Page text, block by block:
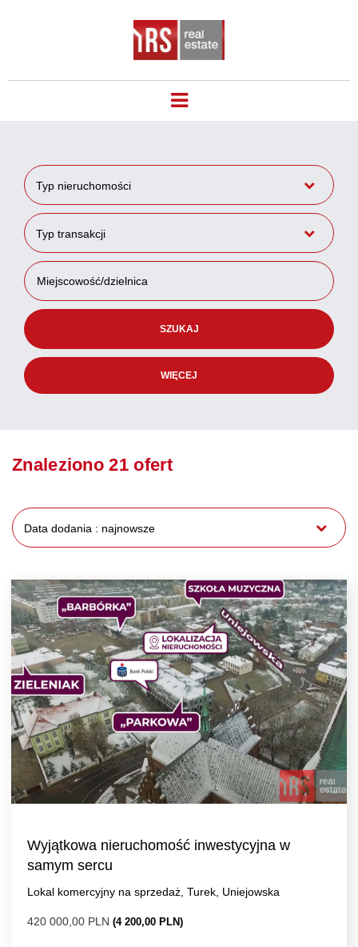
Typ nieruchomości
Typ transakcji
WIĘCEJ
Znaleziono 21 ofert
Data dodania : najnowsze
Wyjątkowa nieruchomość inwestycyjna w
samym sercu
Lokal komercyjny na sprzedaż, Turek, Uniejowska
420 000,00 PLN (4 200,00 PLN)